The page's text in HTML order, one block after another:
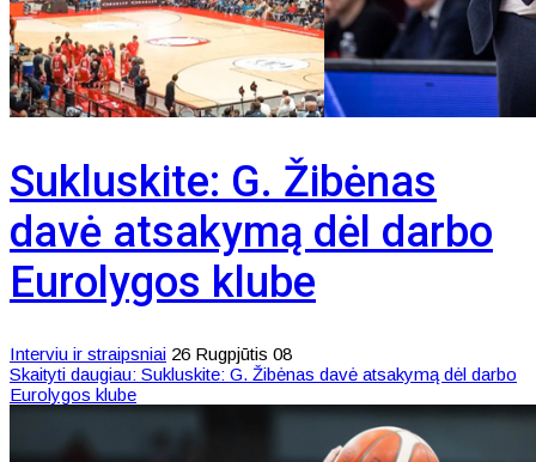
Sukluskite: G. Žibėnas
davė atsakymą dėl darbo
Eurolygos klube
Interviu ir straipsniai 26 Rugpjūtis 08
Skaityti daugiau: Sukluskite: G. Žibėnas davė atsakymą dėl darbo
Eurolygos klube